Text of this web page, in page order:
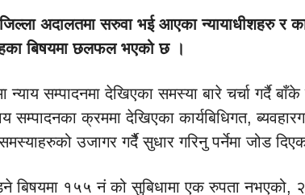
अदालतमा सरुवा भई आएका न्यायाधीशहरु र
बिषयमा छलफल भएको छ ।
न्याय सम्पादनमा देखिएका समस्या बारे चर्चा गर्दै
सम्पादनका क्रममा देखिएका कार्यबिधिगत,
उजागर गर्दैै सुधार गरिनु पर्नेमा जोड
बिषयमा १५५ नं को सुबिधामा एक रुपता नभएको, २